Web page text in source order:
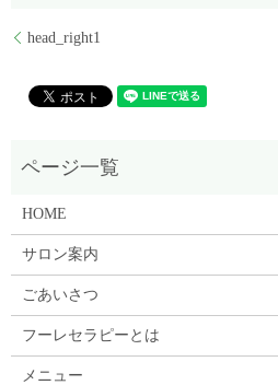
head_right1
HOME
サロン案内
ごあいさつ
フーレセラピーとは
メニュー